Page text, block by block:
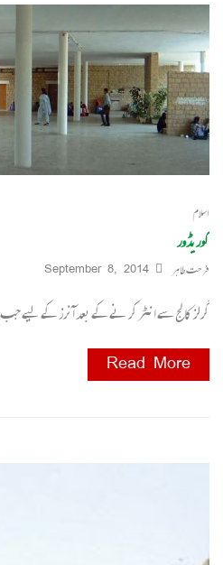
اسلام
کوریڈور
فرحت طاہر September 8, 2014
گرلز کالج سے انٹر کر نے کے بعد آنرز کے لیے جب
Read More